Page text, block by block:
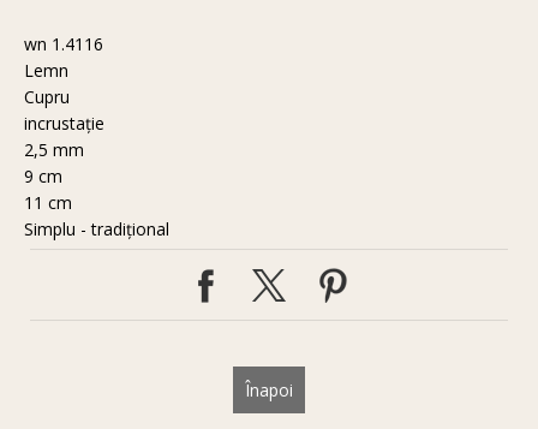
wn 1.4116
Lemn
Cupru
incrustație
2,5 mm
9 cm
11 cm
Simplu - tradiţional
Înapoi